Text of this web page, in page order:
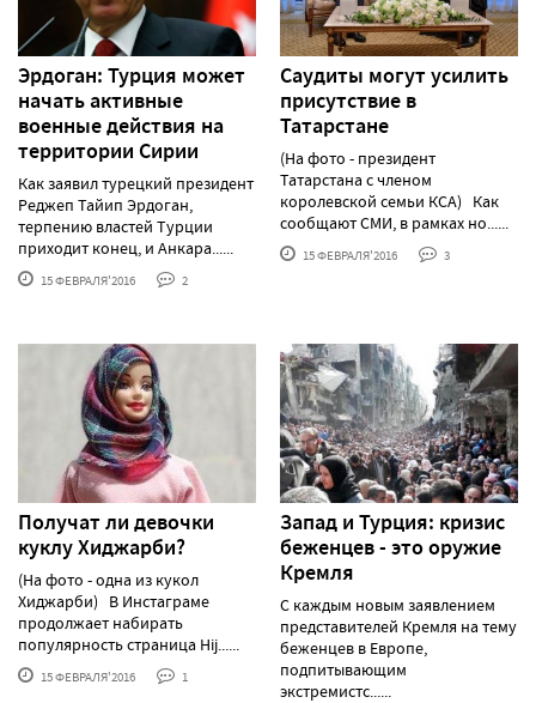
Эрдоган: Турция может
начать активные
военные действия на
территории Сирии
Как заявил турецкий президент
Реджеп Тайип Эрдоган,
терпению властей Турции
приходит конец, и Анкара......
15 ФЕВРАЛЯ'2016 2
Саудиты могут усилить
присутствие в
Татарстане
(На фото - президент
Татарстана с членом
королевской семьи КСА) Как
сообщают СМИ, в рамках но......
15 ФЕВРАЛЯ'2016 3
Получат ли девочки
куклу Хиджарби?
(На фото - одна из кукол
Хиджарби) В Инстаграме
продолжает набирать
популярность страница Hij......
15 ФЕВРАЛЯ'2016 1
Запад и Турция: кризис
беженцев - это оружие
Кремля
С каждым новым заявлением
представителей Кремля на тему
беженцев в Европе,
подпитывающим
экстремистс......